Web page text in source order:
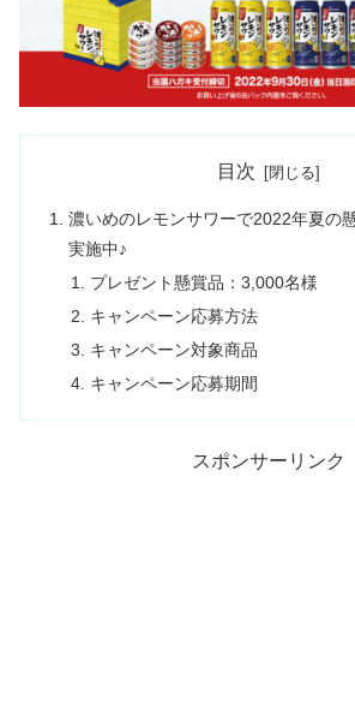
目次
濃いめのレモンサワーで2022年夏の
実施中♪
プレゼント懸賞品：3,000名様
キャンペーン応募方法
キャンペーン対象商品
キャンペーン応募期間
スポンサーリンク